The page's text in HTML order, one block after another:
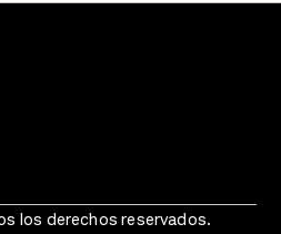
los derechos reservados.